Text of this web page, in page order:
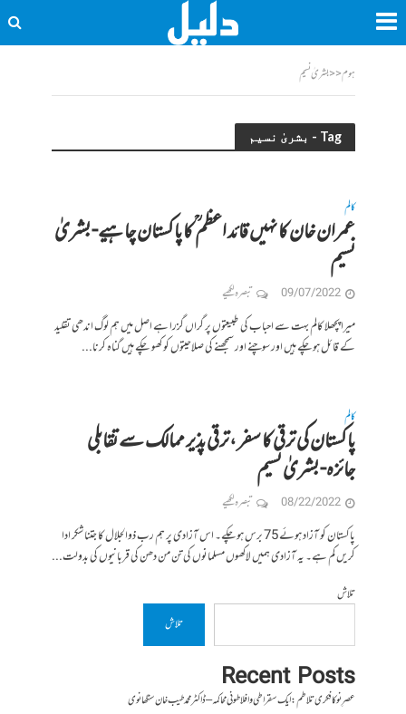
ہوم<<بشریٰ نسیم
Tag - بشریٰ نسیم
کالم
عمران خان کا نہیں قائد اعظم ؒ کا پاکستان چاہیے- بشریٰ
نسیم
09/07/2022 تبصرہ لکھیے
میرا پچھلا کالم بہت سے احباب کی طبیعتوں پر گراں گزرا ہے اصل میں ہم لوگ اندھی تقلید
کے قائل ہوچکے ہیں اور سوچنے اور سمجھنے کی صلاحیتوں کو کھو چکے ہیں گناہ کرنا...
کالم
پاکستان کی ترقی کا سفر ،ترقی پذیر ممالک سے تقابلی
جائزہ- بشریٰ نسیم
08/22/2022 تبصرہ لکھیے
پاکستان کو آزاد ہوئے 75 برس ہوچکے۔ اس آزادی پر ہم رب ذوالجلال کا جتنا شکر ادا
کریں کم ہے۔ یہ آزادی ہمیں لاکھوں مسلمانوں کی تن من دھن کی قربانیوں کی بدولت...
تلاش
تلاش
Recent Posts
عصرِ نو کا فکری تلاطم: ایک سقراطی و افلاطونی محاکمہ – ڈاکٹر محمد طیب خان سنگھانوی